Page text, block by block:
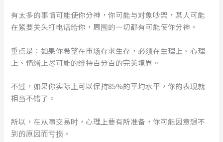
有太多的事情可能使你分神，你可能与对象吵架，某人可能
在紧要关头打电话给你，周围的一切都有可能使你分神。
重点是：如果你希望在市场存求生存，必须在生理上、心理
上、情绪上尽可能的维持百分百的完美境界。
不过，如果你实际上可以保持85%的平均水平，你的表现就
相当不错了。
所以，在从事交易时，心理上要有所准备，你可能因意想不
到的原因而亏损。